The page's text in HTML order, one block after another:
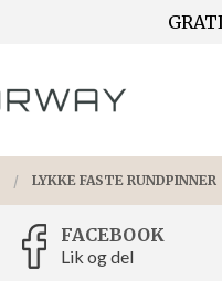
LYKKE FASTE RUNDPINNER
FACEBOOK
Lik og del